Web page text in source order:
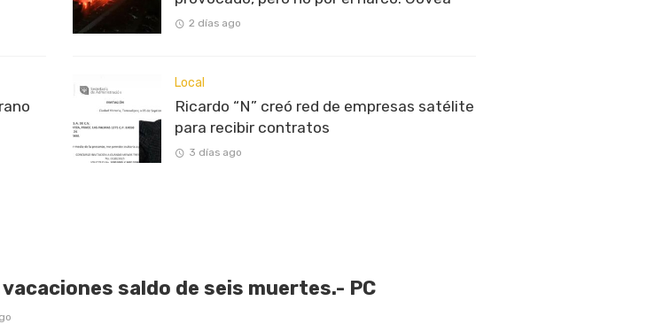
2 días ago
Local
Ricardo “N” creó red de empresas satélite
para recibir contratos
3 días ago
vacaciones saldo de seis muertes.- PC